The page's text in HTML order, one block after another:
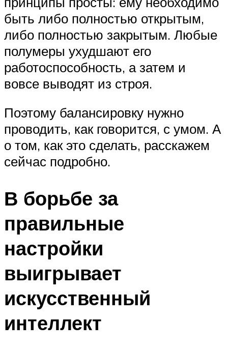
быть либо полностью открытым,
либо полностью закрытым. Любые
полумеры ухудшают его
работоспособность, а затем и
вовсе выводят из строя.
Поэтому балансировку нужно
проводить, как говорится, с умом. А
о том, как это сделать, расскажем
сейчас подробно.
В борьбе за
правильные
настройки
выигрывает
искусственный
интеллект